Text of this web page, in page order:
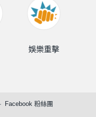
娛樂重擊
Facebook 粉絲團